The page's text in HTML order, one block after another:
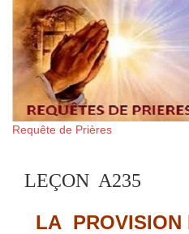
Requête de Prières
LEÇON A235
LA PROVISION